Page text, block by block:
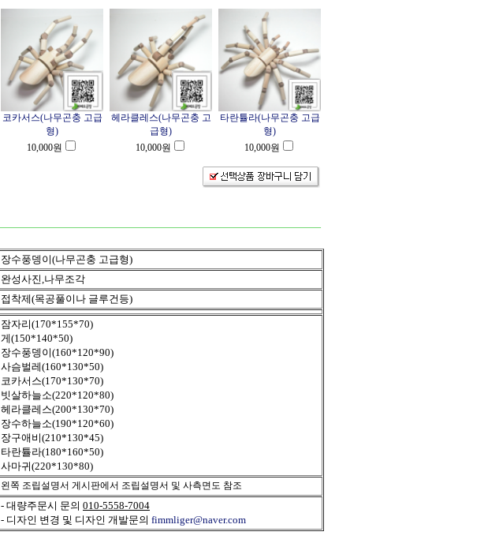
코카서스(나무곤충 고급
형)
헤라클레스(나무곤충 고
급형)
타란튤라(나무곤충 고급
형)
10,000원 10,000원 10,000원
장수풍뎅이(나무곤충 고급형)
완성사진,나무조각
접착제(목공풀이나 글루건등)
잠자리(170*155*70)
게(150*140*50)
장수풍뎅이(160*120*90)
사슴벌레(160*130*50)
코카서스(170*130*70)
빗살하늘소(220*120*80)
헤라클레스(200*130*70)
장수하늘소(190*120*60)
장구애비(210*130*45)
타란튤라(180*160*50)
사마귀(220*130*80)
왼쪽 조립설명서 게시판에서 조립설명서 및 사측면도 참조
- 대량주문시 문의 010-5558-7004
- 디자인 변경 및 디자인 개발문의 fimmliger@naver.com